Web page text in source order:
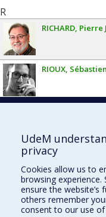
R
RICHARD Pierre
RIOUX Sébastien
SONNENTAG
UdeM
privacy
Cookies allow us to
browsing
ensure the website’s
others remember
consent to our use